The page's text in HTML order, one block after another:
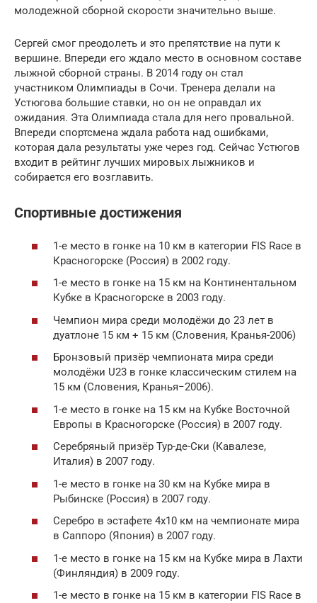
молодежной сборной скорости значительно выше.
Сергей смог преодолеть и это препятствие на пути к
вершине. Впереди его ждало место в основном составе
лыжной сборной страны. В 2014 году он стал
участником Олимпиады в Сочи. Тренера делали на
Устюгова большие ставки, но он не оправдал их
ожидания. Эта Олимпиада стала для него провальной.
Впереди спортсмена ждала работа над ошибками,
которая дала результаты уже через год. Сейчас Устюгов
входит в рейтинг лучших мировых лыжников и
собирается его возглавить.
Спортивные достижения
1-е место в гонке на 10 км в категории FIS Race в
Красногорске (Россия) в 2002 году.
1-е место в гонке на 15 км на Континентальном
Кубке в Красногорске в 2003 году.
Чемпион мира среди молодёжи до 23 лет в
дуатлоне 15 км + 15 км (Словения, Кранья-2006)
Бронзовый призёр чемпионата мира среди
молодёжи U23 в гонке классическим стилем на
15 км (Словения, Кранья−2006).
1-е место в гонке на 15 км на Кубке Восточной
Европы в Красногорске (Россия) в 2007 году.
Серебряный призёр Тур-де-Ски (Кавалезе,
Италия) в 2007 году.
1-е место в гонке на 30 км на Кубке мира в
Рыбинске (Россия) в 2007 году.
Серебро в эстафете 4х10 км на чемпионате мира
в Саппоро (Япония) в 2007 году.
1-е место в гонке на 15 км на Кубке мира в Лахти
(Финляндия) в 2009 году.
1-е место в гонке на 15 км в категории FIS Race в